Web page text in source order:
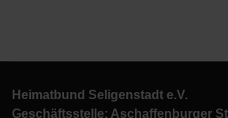
Heimatbund Seligenstadt e.V.
Geschäftsstelle: Aschaffenburger